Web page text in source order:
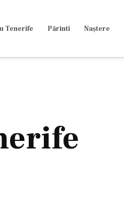
Tenerife Părinti Naștere